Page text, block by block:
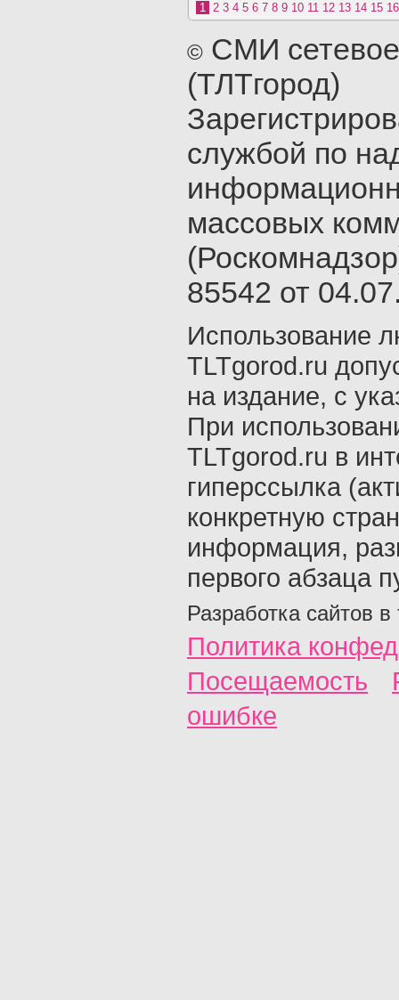
1 2 3 4 5 6 7 8 9 10 11 12 13 14 15 16
© СМИ
(ТЛТгород)
службой по
массовых
85542 от
Использование
TLTgorod.ru
на издание, с
При
TLTgorod.ru в
гиперссылка
конкретную
информация,
первого абзаца
Разработка сайтов в
Политика
Посещаемость
ошибке